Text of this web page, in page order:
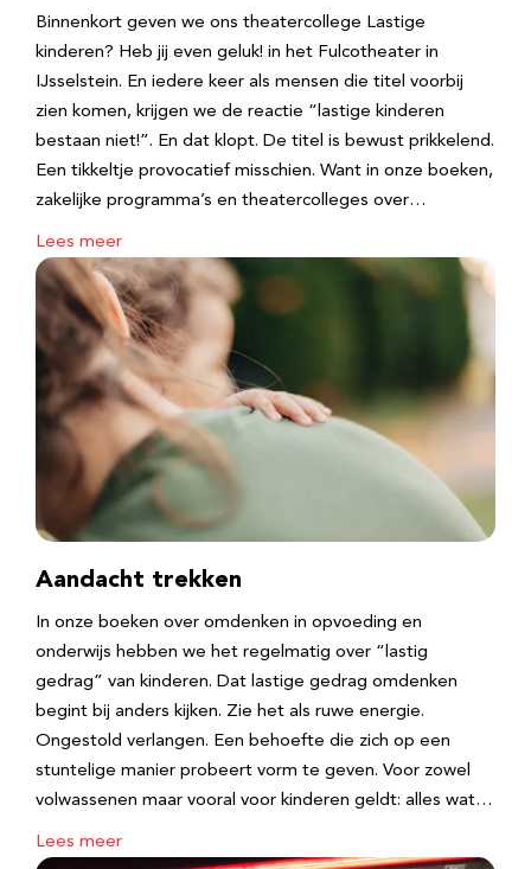
Binnenkort geven we ons theatercollege Lastige
kinderen? Heb jij even geluk! in het Fulcotheater in
IJsselstein. En iedere keer als mensen die titel voorbij
zien komen, krijgen we de reactie “lastige kinderen
bestaan niet!”. En dat klopt. De titel is bewust prikkelend.
Een tikkeltje provocatief misschien. Want in onze boeken,
zakelijke programma’s en theatercolleges over…
Lees meer
Aandacht trekken
In onze boeken over omdenken in opvoeding en
onderwijs hebben we het regelmatig over “lastig
gedrag” van kinderen. Dat lastige gedrag omdenken
begint bij anders kijken. Zie het als ruwe energie.
Ongestold verlangen. Een behoefte die zich op een
stuntelige manier probeert vorm te geven. Voor zowel
volwassenen maar vooral voor kinderen geldt: alles wat…
Lees meer